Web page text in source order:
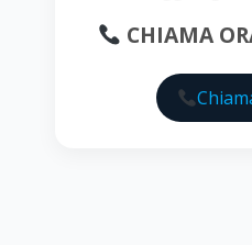
CHIAMA